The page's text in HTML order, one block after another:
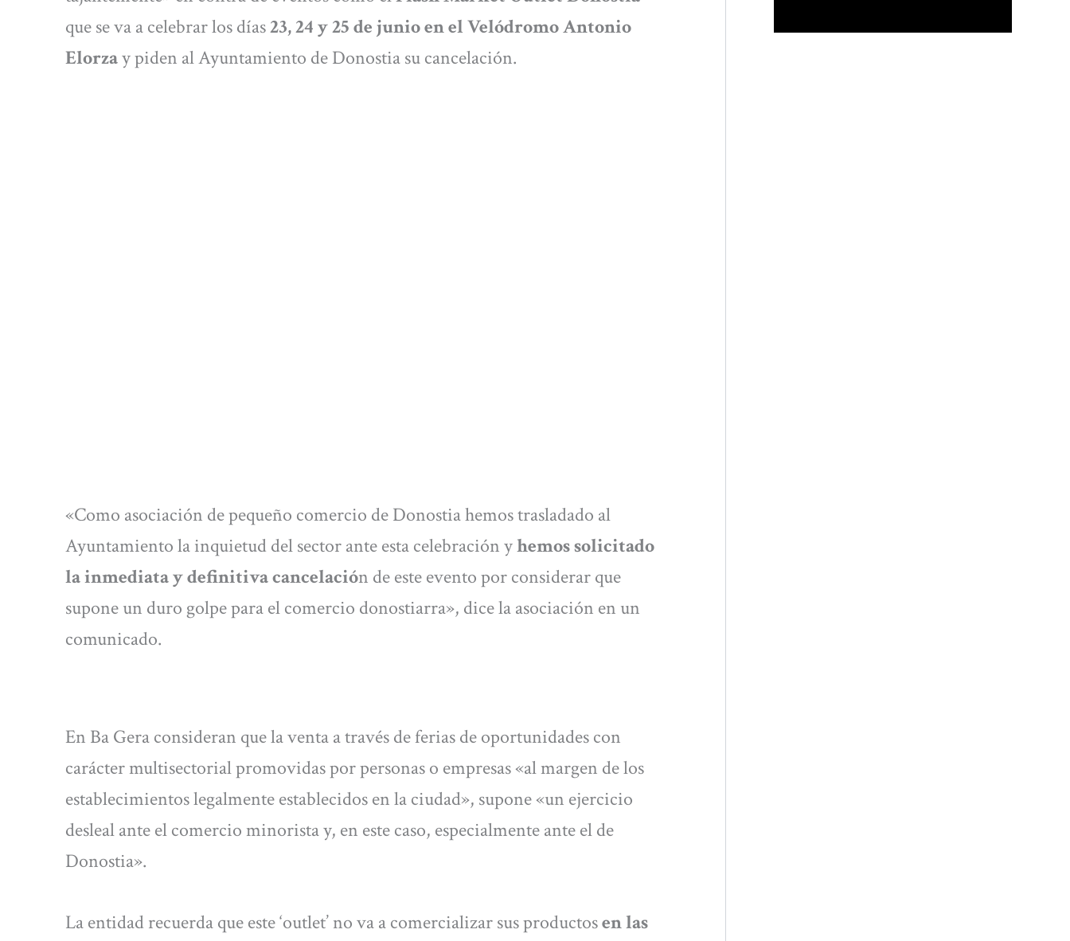
que se va a celebrar los días23, 24 y 25 de junio en el Velódromo Antonio
Elorzay piden al Ayuntamiento de Donostia su cancelación.
«Como asociación de pequeño comercio de Donostia hemos trasladado al
Ayuntamiento la inquietud del sector ante esta celebración yhemos solicitado
la inmediata y definitiva cancelación de este evento por considerar que
supone un duro golpe para el comercio donostiarra», dice la asociación en un
comunicado.
En Ba Gera consideran que la venta a través de ferias de oportunidades con
carácter multisectorial promovidas por personas o empresas «al margen de los
establecimientos legalmente establecidos en la ciudad», supone «un ejercicio
desleal ante el comercio minorista y, en este caso, especialmente ante el de
Donostia».
La entidad recuerda que este ‘outlet’ no va a comercializar sus productosen las